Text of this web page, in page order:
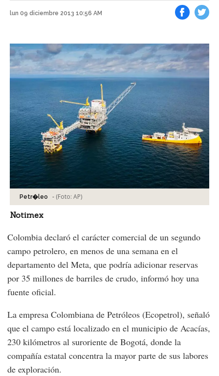
lun 09 diciembre 2013 10:56 AM
Petr�leo - (Foto: AP)
Notimex
Colombia declaró el carácter comercial de un segundo
campo petrolero, en menos de una semana en el
departamento del Meta, que podría adicionar reservas
por 35 millones de barriles de crudo, informó hoy una
fuente oficial.
La empresa Colombiana de Petróleos (Ecopetrol), señaló
que el campo está localizado en el municipio de Acacías,
230 kilómetros al suroriente de Bogotá, donde la
compañía estatal concentra la mayor parte de sus labores
de exploración.